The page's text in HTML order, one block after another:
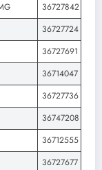
36727842
36727724
36727691
36714047
36727736
36747208
36712555
36727677